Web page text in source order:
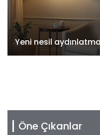
Yeni nesil
Öne Çıkanlar